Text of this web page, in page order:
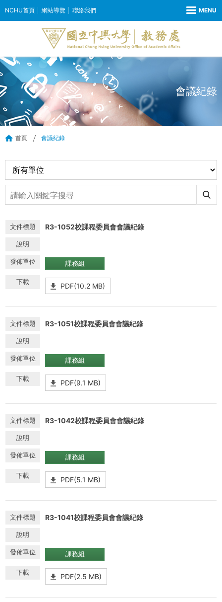
NCHU首頁 網站導覽 聯絡我們
會議紀錄
首頁 會議紀錄
R3-1052校課程委員會會議紀錄
課務組
PDF(10.2 MB)
R3-1051校課程委員會會議紀錄
課務組
PDF(9.1 MB)
R3-1042校課程委員會會議紀錄
課務組
PDF(5.1 MB)
R3-1041校課程委員會會議紀錄
課務組
PDF(2.5 MB)